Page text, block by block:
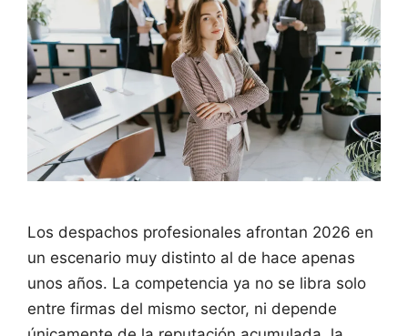
Los despachos profesionales afrontan 2026 en
un escenario muy distinto al de hace apenas
unos años. La competencia ya no se libra solo
entre firmas del mismo sector, ni depende